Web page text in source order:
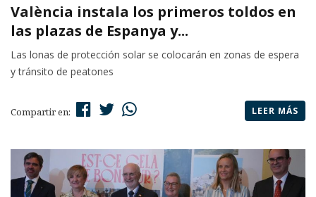
València instala los primeros toldos en
las plazas de Espanya y...
Las lonas de protección solar se colocarán en zonas de espera
y tránsito de peatones
Compartir en: LEER MÁS